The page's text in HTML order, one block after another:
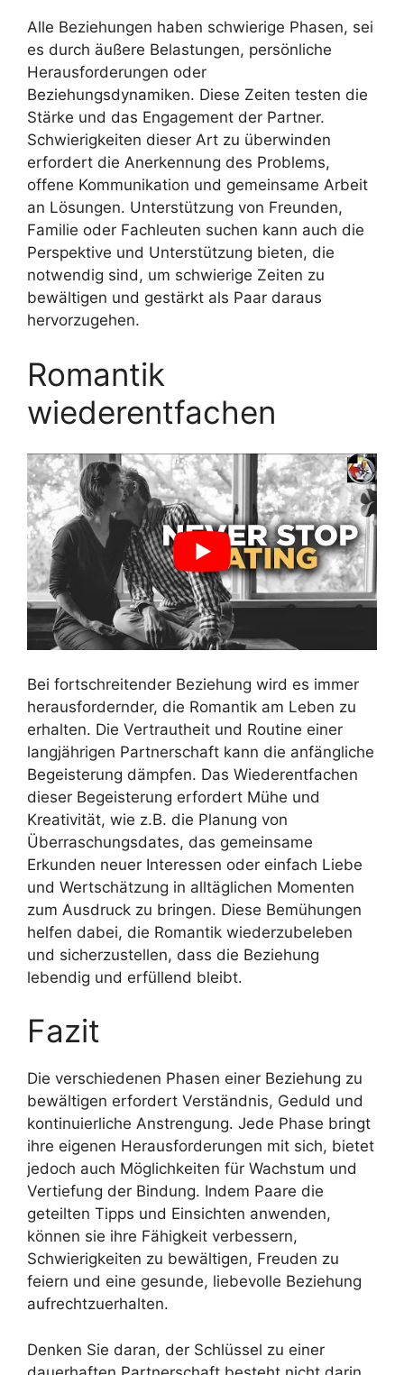
Alle Beziehungen haben schwierige Phasen, sei
es durch äußere Belastungen, persönliche
Herausforderungen oder
Beziehungsdynamiken. Diese Zeiten testen die
Stärke und das Engagement der Partner.
Schwierigkeiten dieser Art zu überwinden
erfordert die Anerkennung des Problems,
offene Kommunikation und gemeinsame Arbeit
an Lösungen. Unterstützung von Freunden,
Familie oder Fachleuten suchen kann auch die
Perspektive und Unterstützung bieten, die
notwendig sind, um schwierige Zeiten zu
bewältigen und gestärkt als Paar daraus
hervorzugehen.
Romantik
wiederentfachen
Bei fortschreitender Beziehung wird es immer
herausfordernder, die Romantik am Leben zu
erhalten. Die Vertrautheit und Routine einer
langjährigen Partnerschaft kann die anfängliche
Begeisterung dämpfen. Das Wiederentfachen
dieser Begeisterung erfordert Mühe und
Kreativität, wie z.B. die Planung von
Überraschungsdates, das gemeinsame
Erkunden neuer Interessen oder einfach Liebe
und Wertschätzung in alltäglichen Momenten
zum Ausdruck zu bringen. Diese Bemühungen
helfen dabei, die Romantik wiederzubeleben
und sicherzustellen, dass die Beziehung
lebendig und erfüllend bleibt.
Fazit
Die verschiedenen Phasen einer Beziehung zu
bewältigen erfordert Verständnis, Geduld und
kontinuierliche Anstrengung. Jede Phase bringt
ihre eigenen Herausforderungen mit sich, bietet
jedoch auch Möglichkeiten für Wachstum und
Vertiefung der Bindung. Indem Paare die
geteilten Tipps und Einsichten anwenden,
können sie ihre Fähigkeit verbessern,
Schwierigkeiten zu bewältigen, Freuden zu
feiern und eine gesunde, liebevolle Beziehung
aufrechtzuerhalten.
Denken Sie daran, der Schlüssel zu einer